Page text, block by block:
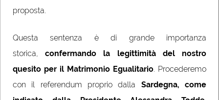
proposta.
Questa sentenza è di grande importanza
storica,confermando la legittimità del nostro
quesito per il Matrimonio Egualitario. Procederemo
con il referendum proprio dalla Sardegna, come